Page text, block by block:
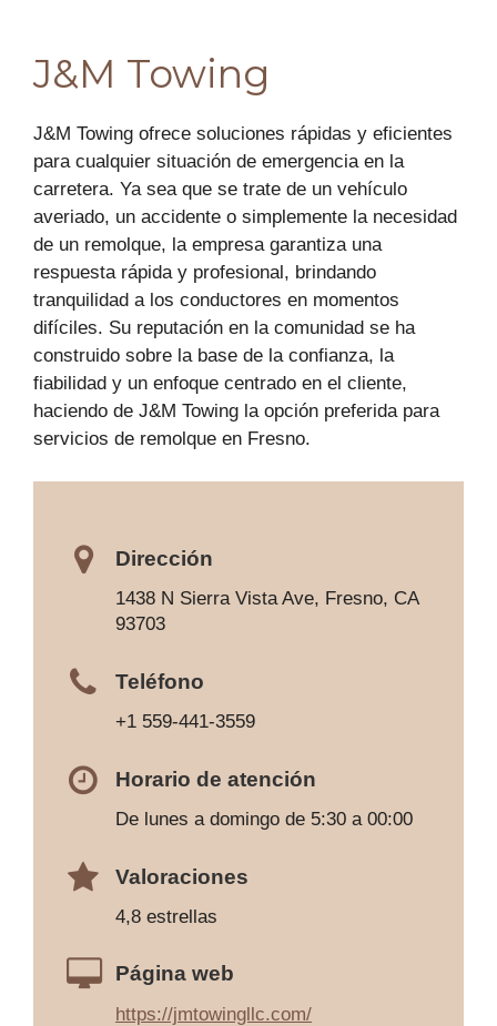
J&M Towing
J&M Towing ofrece soluciones rápidas y eficientes
para cualquier situación de emergencia en la
carretera. Ya sea que se trate de un vehículo
averiado, un accidente o simplemente la necesidad
de un remolque, la empresa garantiza una
respuesta rápida y profesional, brindando
tranquilidad a los conductores en momentos
difíciles. Su reputación en la comunidad se ha
construido sobre la base de la confianza, la
fiabilidad y un enfoque centrado en el cliente,
haciendo de J&M Towing la opción preferida para
servicios de remolque en Fresno.
Dirección
1438 N Sierra Vista Ave, Fresno, CA
93703
Teléfono
+1 559-441-3559
Horario de atención
De lunes a domingo de 5:30 a 00:00
Valoraciones
4,8 estrellas
Página web
https://jmtowingllc.com/